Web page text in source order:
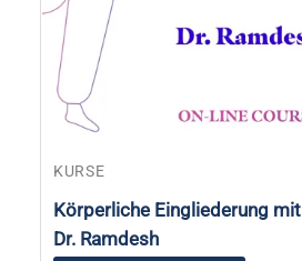
KURSE
Körperliche Eingliederung mit
Dr. Ramdesh